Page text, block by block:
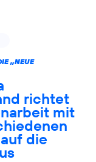
„NEUE
richtet
mit
die